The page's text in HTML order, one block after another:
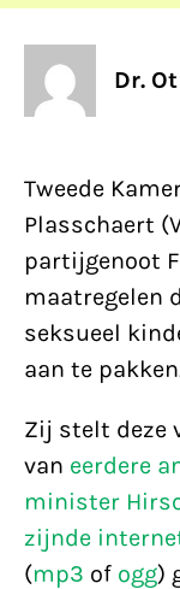
Dr.
Tweede
Plasschaert
partijgenoot
maatregelen
seksueel
aan te
Zij stelt deze
van eerdere
minister
zijnde
(mp3 of ogg)